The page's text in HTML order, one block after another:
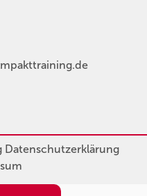
Datenschutzerklärung